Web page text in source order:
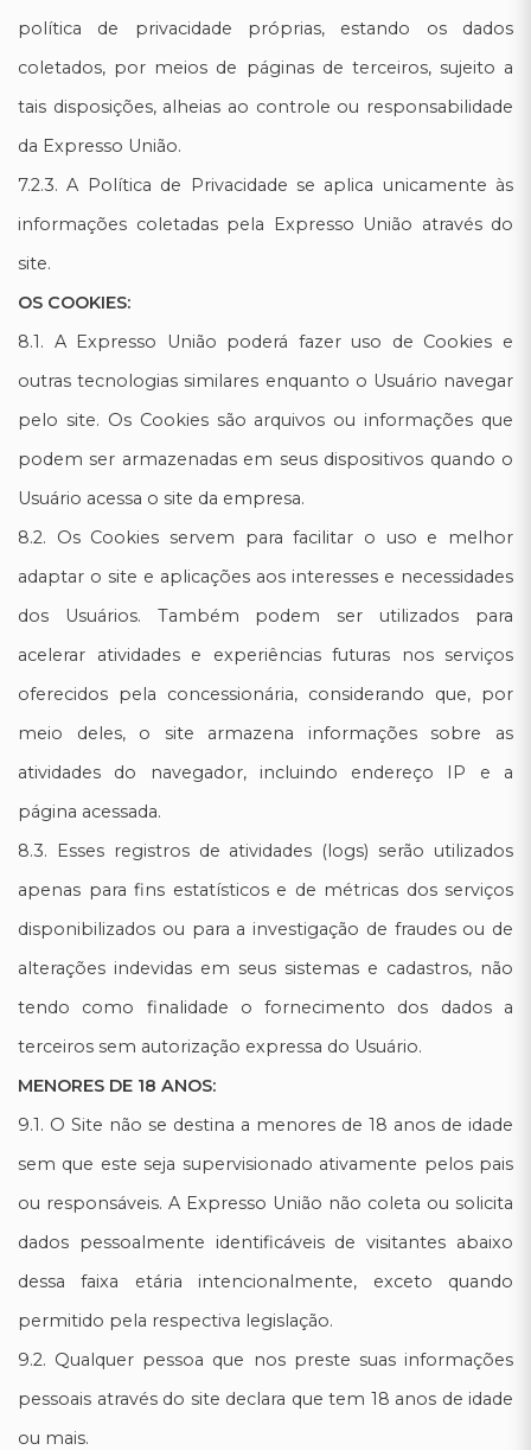
política de privacidade próprias, estando os dados
coletados, por meios de páginas de terceiros, sujeito a
tais disposições, alheias ao controle ou responsabilidade
da Expresso União.
7.2.3. A Política de Privacidade se aplica unicamente às
informações coletadas pela Expresso União através do
site.
OS COOKIES:
8.1. A Expresso União poderá fazer uso de Cookies e
outras tecnologias similares enquanto o Usuário navegar
pelo site. Os Cookies são arquivos ou informações que
podem ser armazenadas em seus dispositivos quando o
Usuário acessa o site da empresa.
8.2. Os Cookies servem para facilitar o uso e melhor
adaptar o site e aplicações aos interesses e necessidades
dos Usuários. Também podem ser utilizados para
acelerar atividades e experiências futuras nos serviços
oferecidos pela concessionária, considerando que, por
meio deles, o site armazena informações sobre as
atividades do navegador, incluindo endereço IP e a
página acessada.
8.3. Esses registros de atividades (logs) serão utilizados
apenas para fins estatísticos e de métricas dos serviços
disponibilizados ou para a investigação de fraudes ou de
alterações indevidas em seus sistemas e cadastros, não
tendo como finalidade o fornecimento dos dados a
terceiros sem autorização expressa do Usuário.
MENORES DE 18 ANOS:
9.1. O Site não se destina a menores de 18 anos de idade
sem que este seja supervisionado ativamente pelos pais
ou responsáveis. A Expresso União não coleta ou solicita
dados pessoalmente identificáveis de visitantes abaixo
dessa faixa etária intencionalmente, exceto quando
permitido pela respectiva legislação.
9.2. Qualquer pessoa que nos preste suas informações
pessoais através do site declara que tem 18 anos de idade
ou mais.